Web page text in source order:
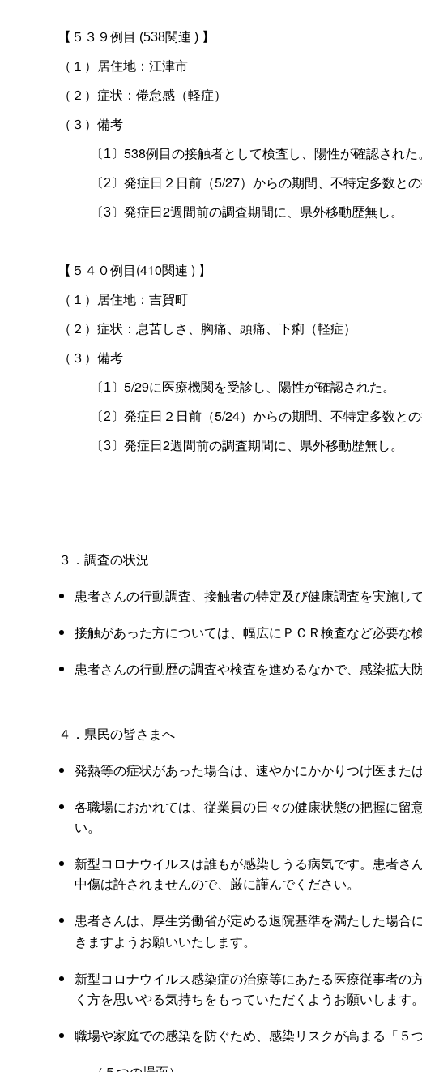
【５３９例目 (538関連 ) 】
（１）居住地：江津市
（２）症状：倦怠感（軽症）
（３）備考
〔 1 〕 538例目の接触者として検査し、陽性が確認された。
〔 2 〕 発症日２日前（5/27）からの期間、不特定多数と
〔3〕 発症日2週間前の調査期間に、県外移動歴無し。
【５４０例目 (410関連 ) 】
（１）居住地：吉賀町
（２）症状： 息苦しさ、胸痛、頭痛、下痢（軽症）
（３）備考
〔 1 〕 5/29に医療機関を受診し、陽性が確認された。
〔 2 〕 発症日２日前（5/24）からの期間、不特定多数と
〔3〕 発症日2週間前の調査期間に、県外移動歴無し。
３．調査の状況
患者さんの行動調査、接触者の特定及び健康調査を実施し
接触があった方については、幅広にＰＣＲ検査など必要な
患者さんの行動歴の調査や検査を進めるなかで、感染拡大
４．県民の皆さまへ
発熱等の症状があった場合は、速やかにかかりつけ医また
各職場におかれては、従業員の日々の健康状態の把握に留
い。
新型コロナウイルスは誰もが感染しうる病気です。患者
中傷は許されませんので、厳に謹んでください。
患者さんは、厚生労働省が定める退院基準を満たした場
きますようお願いいたします。
新型コロナウイルス感染症の治療等にあたる医療従事者
く方を思いやる気持ちをもっていただくようお願いします。
職場や家庭での感染を防ぐため、感染リスクが高まる「５